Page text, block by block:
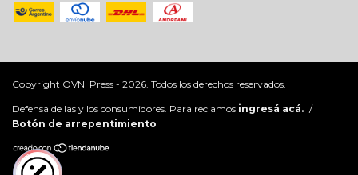
Copyright OVNI Press - 2026. Todos los derechos reservados.
Defensa de las y los consumidores. Para reclamos ingresá acá. /
Botón de arrepentimiento